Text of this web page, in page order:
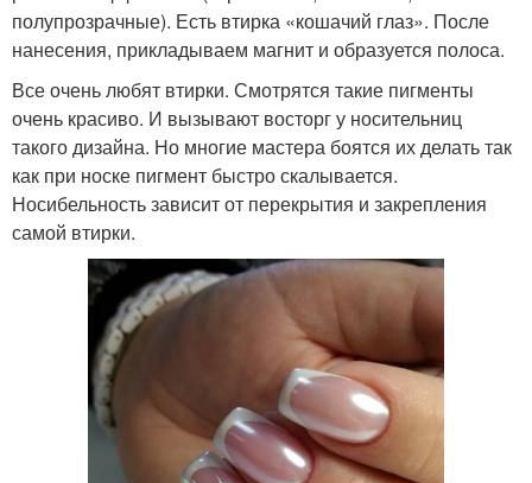
полупрозрачные). Есть втирка «кошачий глаз». После
нанесения, прикладываем магнит и образуется полоса.
Все очень любят втирки. Смотрятся такие пигменты
очень красиво. И вызывают восторг у носительниц
такого дизайна. Но многие мастера боятся их делать так
как при носке пигмент быстро скалывается.
Носибельность зависит от перекрытия и закрепления
самой втирки.